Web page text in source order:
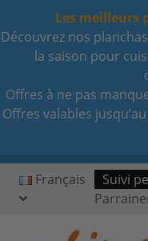
Les meilleurs
Découvrez nos
la saison pour
Offres à ne pas
Offres valables
Français
Suivi